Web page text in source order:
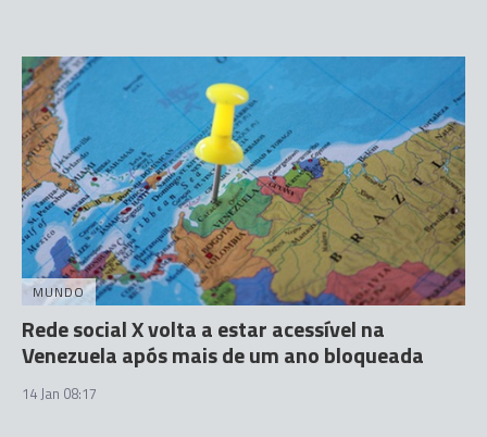
MUNDO
Rede social X volta a estar acessível na
Venezuela após mais de um ano bloqueada
14 Jan 08:17